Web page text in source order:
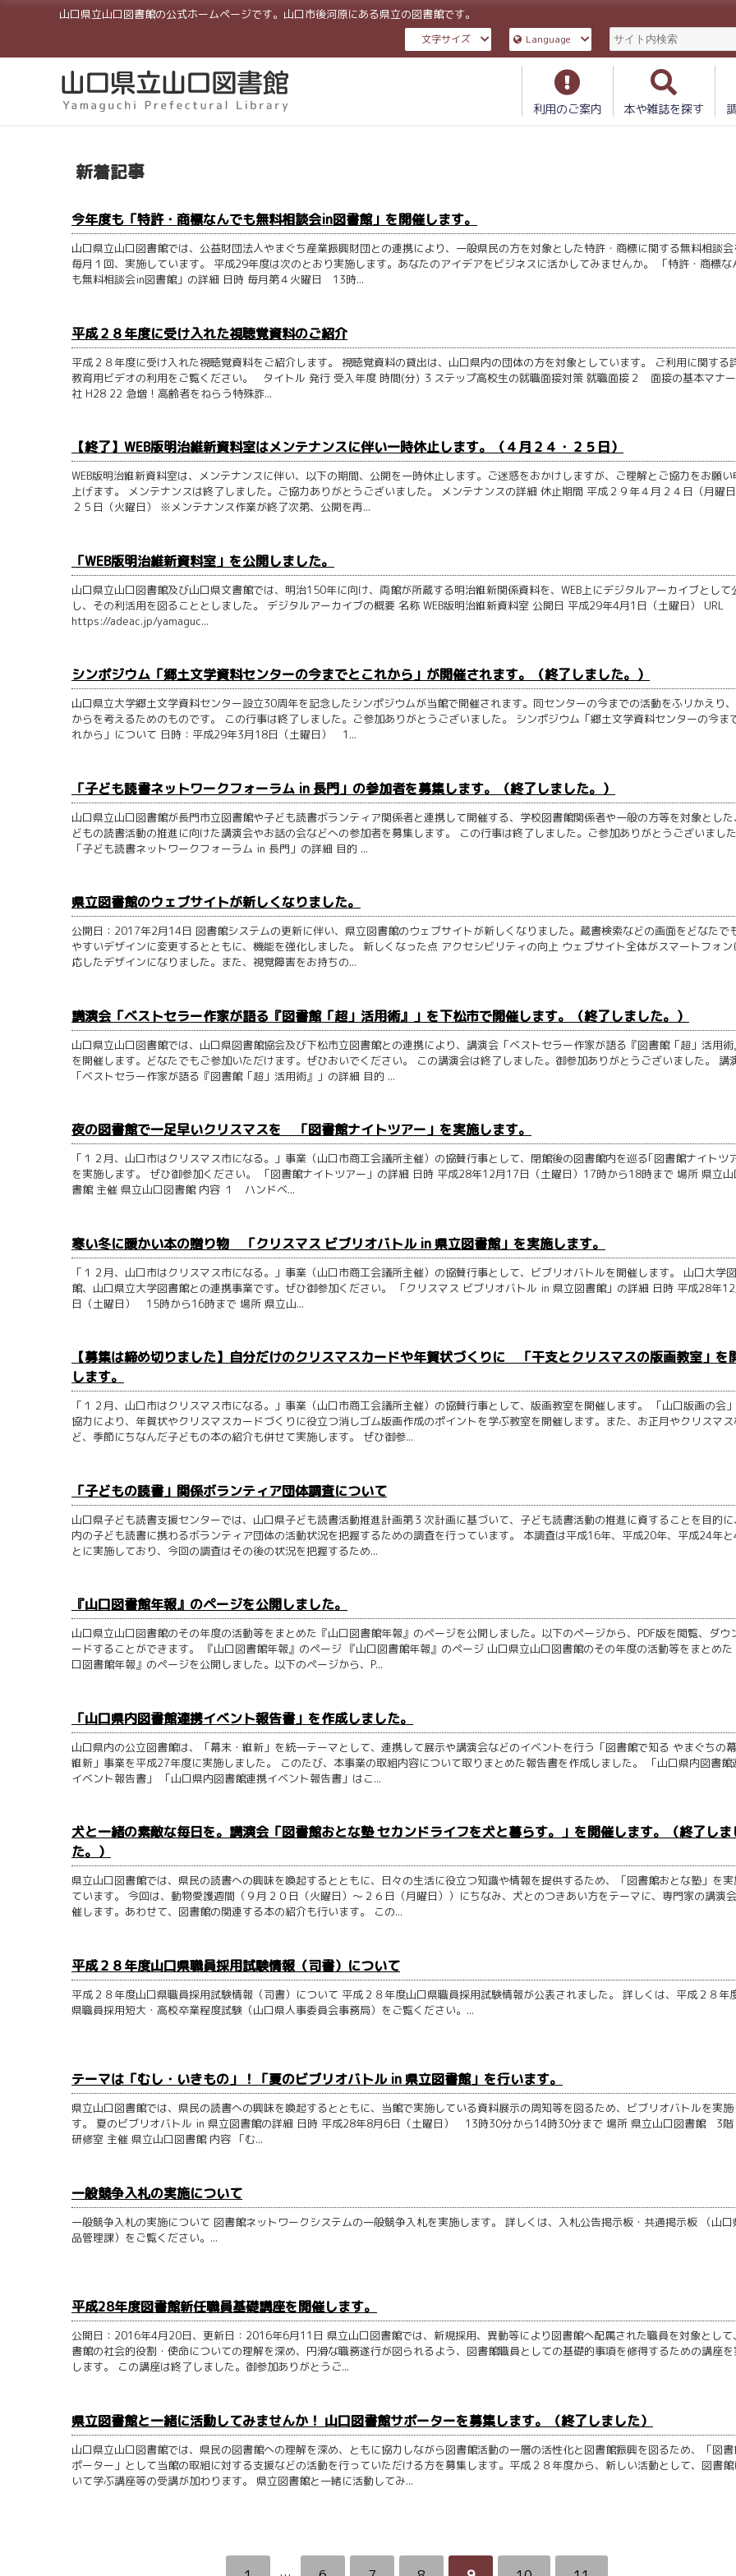
山口県立山口図書館の公式ホームページです。山口市後河原にある県立の図書館です。
文字サイズ Language
利用のご案内 本や雑誌を探す
新着記事
今年度も「特許・商標なんでも無料相談会in図書館」を開催します。
山口県立山口図書館では、公益財団法人やまぐち産業振興財団との連携により、一般県民の方を対象とした特許・商標に関する無料相談会
毎月１回、実施しています。 平成29年度は次のとおり実施します。あなたのアイデアをビジネスに活かしてみませんか。 「特許・商標な
も無料相談会in図書館」の詳細 日時 毎月第４火曜日 13時...
平成２８年度に受け入れた視聴覚資料のご紹介
平成２８年度に受け入れた視聴覚資料をご紹介します。 視聴覚資料の貸出は、山口県内の団体の方を対象としています。 ご利用に関する
教育用ビデオの利用をご覧ください。 タイトル 発行 受入年度 時間(分) ３ステップ高校生の就職面接対策 就職面接２ 面接の基本マナ
社 H28 22 急増！高齢者をねらう特殊詐...
【終了】WEB版明治維新資料室はメンテナンスに伴い一時休止します。（４月２４・２５日）
WEB版明治維新資料室は、メンテナンスに伴い、以下の期間、公開を一時休止します。ご迷惑をおかけしますが、ご理解とご協力をお願い
上げます。 メンテナンスは終了しました。ご協力ありがとうございました。 メンテナンスの詳細 休止期間 平成２９年４月２４日（月曜日
２５日（火曜日） ※メンテナンス作業が終了次第、公開を再...
「WEB版明治維新資料室」を公開しました。
山口県立山口図書館及び山口県文書館では、明治150年に向け、両館が所蔵する明治維新関係資料を、WEB上にデジタルアーカイブとして
し、その利活用を図ることとしました。 デジタルアーカイブの概要 名称 WEB版明治維新資料室 公開日 平成29年4月1日（土曜日） URL
https://adeac.jp/yamaguc...
シンポジウム「郷土文学資料センターの今までとこれから」が開催されます。（終了しました。）
山口県立大学郷土文学資料センター設立30周年を記念したシンポジウムが当館で開催されます。同センターの今までの活動をふリかえり
からを考えるためのものです。 この行事は終了しました。ご参加ありがとうございました。 シンポジウム「郷土文学資料センターの今ま
れから」について 日時：平成29年3月18日（土曜日） 1...
「子ども読書ネットワークフォーラム in 長門」の参加者を募集します。（終了しました。）
山口県立山口図書館が長門市立図書館や子ども読書ボランティア関係者と連携して開催する、学校図書館関係者や一般の方等を対象とし
どもの読書活動の推進に向けた講演会やお話の会などへの参加者を募集します。 この行事は終了しました。ご参加ありがとうございました
「子ども読書ネットワークフォーラム in 長門」の詳細 目的 ...
県立図書館のウェブサイトが新しくなりました。
公開日：2017年2月14日 図書館システムの更新に伴い、県立図書館のウェブサイトが新しくなりました。蔵書検索などの画面をどなたで
やすいデザインに変更するとともに、機能を強化しました。 新しくなった点 アクセシビリティの向上 ウェブサイト全体がスマートフォン
応したデザインになりました。また、視覚障害をお持ちの...
講演会「ベストセラー作家が語る『図書館「超」活用術』」を下松市で開催します。（終了しました。）
山口県立山口図書館では、山口県図書館協会及び下松市立図書館との連携により、講演会「ベストセラー作家が語る『図書館「超」活用術
を開催します。どなたでもご参加いただけます。ぜひおいでください。 この講演会は終了しました。御参加ありがとうございました。 講
「ベストセラー作家が語る『図書館「超」活用術』」の詳細 目的 ...
夜の図書館で一足早いクリスマスを 「図書館ナイトツアー」を実施します。
「１２月、山口市はクリスマス市になる。」事業（山口市商工会議所主催）の協賛行事として、閉館後の図書館内を巡る｢図書館ナイトツ
を実施します。 ぜひ御参加ください。 「図書館ナイトツアー」の詳細 日時 平成28年12月17日（土曜日）17時から18時まで 場所 県立山
書館 主催 県立山口図書館 内容 １ ハンドベ...
寒い冬に暖かい本の贈り物 「クリスマス ビブリオバトル in 県立図書館」を実施します。
「１２月、山口市はクリスマス市になる。」事業（山口市商工会議所主催）の協賛行事として、ビブリオバトルを開催します。 山口大学
館、山口県立大学図書館との連携事業です。ぜひ御参加ください。 「クリスマス ビブリオバトル in 県立図書館」の詳細 日時 平成28年
日（土曜日） 15時から16時まで 場所 県立山...
【募集は締め切りました】自分だけのクリスマスカードや年賀状づくりに 「干支とクリスマスの版画教室」を
します。
「１２月、山口市はクリスマス市になる。」事業（山口市商工会議所主催）の協賛行事として、版画教室を開催します。 「山口版画の会
協力により、年賀状やクリスマスカードづくりに役立つ消しゴム版画作成のポイントを学ぶ教室を開催します。また、お正月やクリスマス
ど、季節にちなんだ子どもの本の紹介も併せて実施します。 ぜひ御参...
「子どもの読書」関係ボランティア団体調査について
山口県子ども読書支援センターでは、山口県子ども読書活動推進計画第３次計画に基づいて、子ども読書活動の推進に資することを目的に
内の子ども読書に携わるボランティア団体の活動状況を把握するための調査を行っています。 本調査は平成16年、平成20年、平成24年
とに実施しており、今回の調査はその後の状況を把握するため...
『山口図書館年報』のページを公開しました。
山口県立山口図書館のその年度の活動等をまとめた『山口図書館年報』のページを公開しました。以下のページから、PDF版を閲覧、ダウ
ードすることができます。 『山口図書館年報』のページ 『山口図書館年報』のページ 山口県立山口図書館のその年度の活動等をまとめた
口図書館年報』のページを公開しました。以下のページから、P...
「山口県内図書館連携イベント報告書」を作成しました。
山口県内の公立図書館は、「幕末・維新」を統一テーマとして、連携して展示や講演会などのイベントを行う「図書館で知る やまぐちの幕
維新」事業を平成27年度に実施しました。 このたび、本事業の取組内容について取りまとめた報告書を作成しました。 「山口県内図書館
イベント報告書」 「山口県内図書館連携イベント報告書」はこ...
犬と一緒の素敵な毎日を。講演会「図書館おとな塾 セカンドライフを犬と暮らす。」を開催します。（終了しま
た。）
県立山口図書館では、県民の読書への興味を喚起するとともに、日々の生活に役立つ知識や情報を提供するため、「図書館おとな塾」を実
ています。 今回は、動物愛護週間（９月２０日（火曜日）～２６日（月曜日））にちなみ、犬とのつきあい方をテーマに、専門家の講演
催します。あわせて、図書館の関連する本の紹介も行います。 この...
平成２８年度山口県職員採用試験情報（司書）について
平成２８年度山口県職員採用試験情報（司書）について 平成２８年度山口県職員採用試験情報が公表されました。 詳しくは、平成２８年
県職員採用短大・高校卒業程度試験（山口県人事委員会事務局）をご覧ください。...
テーマは「むし・いきもの」！「夏のビブリオバトル in 県立図書館」を行います。
県立山口図書館では、県民の読書への興味を喚起するとともに、当館で実施している資料展示の周知等を図るため、ビブリオバトルを実施
す。 夏のビブリオバトル in 県立図書館の詳細 日時 平成28年8月6日（土曜日） 13時30分から14時30分まで 場所 県立山口図書館 3
研修室 主催 県立山口図書館 内容 「む...
一般競争入札の実施について
一般競争入札の実施について 図書館ネットワークシステムの一般競争入札を実施します。 詳しくは、入札公告掲示板・共通掲示板 （山口
品管理課）をご覧ください。...
平成28年度図書館新任職員基礎講座を開催します。
公開日：2016年4月20日、更新日：2016年6月11日 県立山口図書館では、新規採用、異動等により図書館へ配属された職員を対象として
書館の社会的役割・使命についての理解を深め、円滑な職務遂行が図られるよう、図書館職員としての基礎的事項を修得するための講座
します。 この講座は終了しました。御参加ありがとうご...
県立図書館と一緒に活動してみませんか！ 山口図書館サポーターを募集します。（終了しました）
山口県立山口図書館では、県民の図書館への理解を深め、ともに協力しながら図書館活動の一層の活性化と図書館振興を図るため、「図書
ポーター」として当館の取組に対する支援などの活動を行っていただける方を募集します。平成２８年度から、新しい活動として、図書館
いて学ぶ講座等の受講が加わります。 県立図書館と一緒に活動してみ...